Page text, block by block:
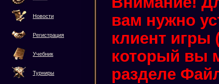
Новости
Регистрация
Учебник
Турниры
вам нужно
клиент игры
который вы
разделе